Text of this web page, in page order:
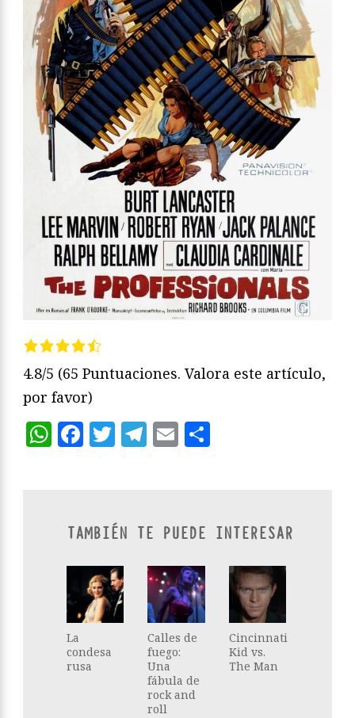
4.8/5 (65 Puntuaciones. Valora este artículo,
por favor)
WhatsApp
Facebook
Twitter
Telegram
Email
TAMBIÉN TE PUEDE INTERESAR
La
condesa
rusa
Calles de
fuego:
Una
fábula de
rock and
roll
Cincinnati
Kid vs.
The Man